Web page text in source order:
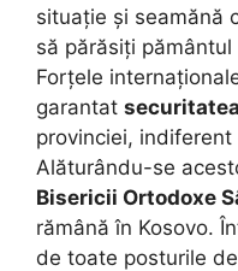
situație și seamănă
să părăsiți
Forțele
garantat securitatea
provinciei,
Alăturându-se
Bisericii Ortodoxe
rămână în Kosovo.
de toate posturile